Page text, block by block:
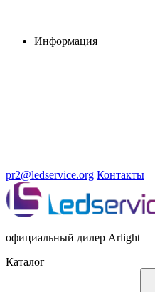
Информация
pr2@ledservice.org Контакты
официальный дилер Arlight
Каталог